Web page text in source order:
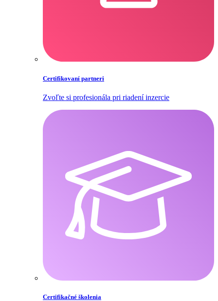
Certifikovaní partneri
Zvoľte si profesionála pri riadení inzercie
Certifikačné školenia